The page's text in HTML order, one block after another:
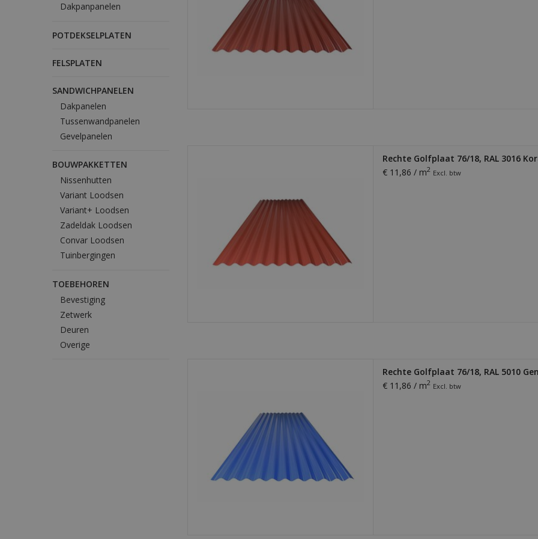
Dakpanpanelen
POTDEKSELPLATEN
FELSPLATEN
SANDWICHPANELEN
Dakpanelen
Tussenwandpanelen
Gevelpanelen
BOUWPAKKETTEN
Nissenhutten
Variant Loodsen
Variant+ Loodsen
Zadeldak Loodsen
Convar Loodsen
Tuinbergingen
TOEBEHOREN
Bevestiging
Zetwerk
Deuren
Overige
TOEVOEGEN AAN WINKELWAGEN
Rechte Golfplaat 76/18, RAL 3016
€ 11,86 / m2 Excl. btw
TOEVOEGEN AAN WINKELWAGEN
Rechte Golfplaat 76/18, RAL 5010
€ 11,86 / m2 Excl. btw